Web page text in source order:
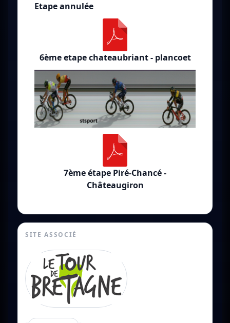
Etape annulée
6ème etape chateaubriant - plancoet
7ème étape Piré-Chancé -
Châteaugiron
SITE ASSOCIÉ